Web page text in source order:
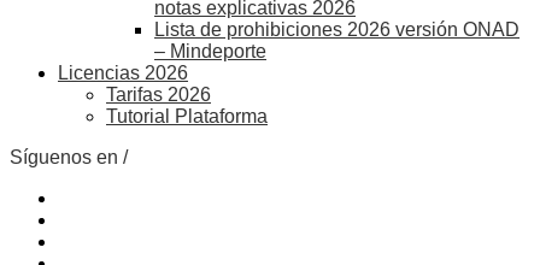
notas explicativas 2026
Lista de prohibiciones 2026 versión ONAD
– Mindeporte
Licencias 2026
Tarifas 2026
Tutorial Plataforma
Síguenos en /